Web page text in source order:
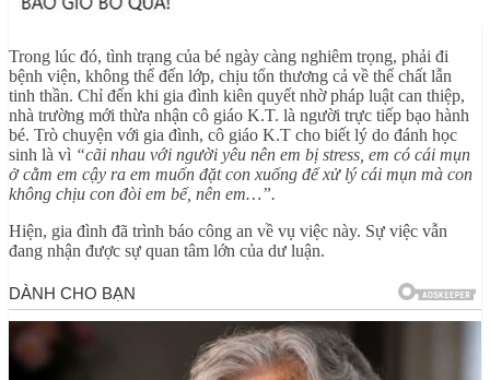
Trong lúc đó, tình trạng của bé ngày càng nghiêm trọng, phải đi
bệnh viện, không thể đến lớp, chịu tổn thương cả về thể chất lẫn
tinh thần. Chỉ đến khi gia đình kiên quyết nhờ pháp luật can thiệp,
nhà trường mới thừa nhận cô giáo K.T. là người trực tiếp bạo hành
bé. Trò chuyện với gia đình, cô giáo K.T cho biết lý do đánh học
sinh là vì “cãi nhau với người yêu nên em bị stress, em có cái mụn
ở cằm em cậy ra em muốn đặt con xuống để xử lý cái mụn mà con
không chịu con đòi em bế, nên em…”.
Hiện, gia đình đã trình báo công an về vụ việc này. Sự việc vẫn
đang nhận được sự quan tâm lớn của dư luận.